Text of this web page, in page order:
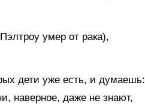
умер от рака),
дети уже есть, и думаешь:
наверное, даже не знают,